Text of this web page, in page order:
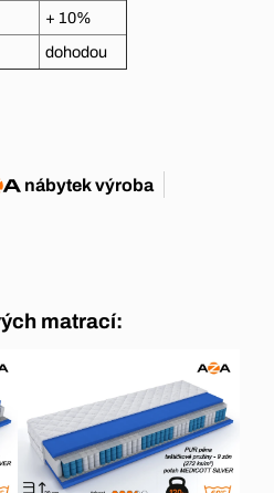
+ 10%
dohodou
nábytekvýroba
matrací: